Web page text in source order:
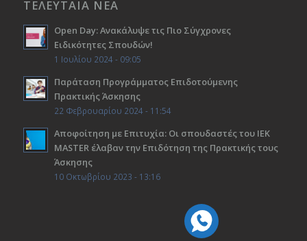
ΤΕΛΕΥΤΑΙΑ ΝΕΑ
Open Day: Ανακάλυψε τις Πιο Σύγχρονες
Ειδικότητες Σπουδών!
1 Ιουλίου 2024 - 09:05
Παράταση Προγράμματος Επιδοτούμενης
Πρακτικής Άσκησης
22 Φεβρουαρίου 2024 - 11:54
Αποφοίτηση με Επιτυχία: Οι σπουδαστές του ΙΕΚ
ΜΑSTER έλαβαν την Επιδότηση της Πρακτικής τους
Άσκησης
10 Οκτωβρίου 2023 - 13:16